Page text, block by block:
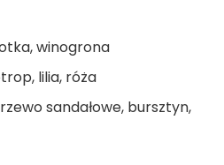
winogrona
lilia, róża
sandałowe, bursztyn,